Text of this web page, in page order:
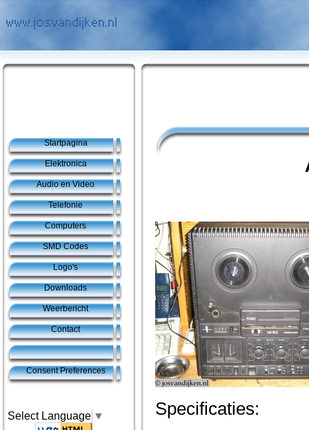
Startpagina
Elektronica
Audio en Video
Telefonie
Computers
SMD Codes
Logo's
Downloads
Weerbericht
Contact
Consent Preferences
Select Language ▼
Specificaties: